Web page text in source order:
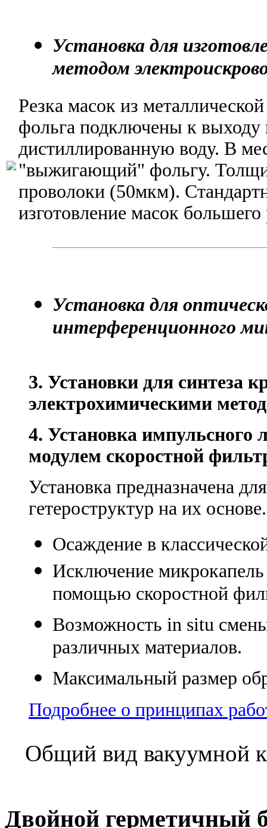
Установка для
методом
Резка масок из
фольга подключены к выходу
дистиллированную воду. В
"выжигающий" фольгу.
проволоки (50мкм).
изготовление масок большего
Установка для
интерференционного
3. Установки для синтеза
электрохимическими
4. Установка импульсного
модулем скоростной
Установка предназначена
гетероструктур на их
Осаждение в
Исключение
помощью скоростной
Возможность in situ
различных материалов.
Максимальный размер
Подробнее о принципах
Общий вид вакуумной
Двойной герметичный